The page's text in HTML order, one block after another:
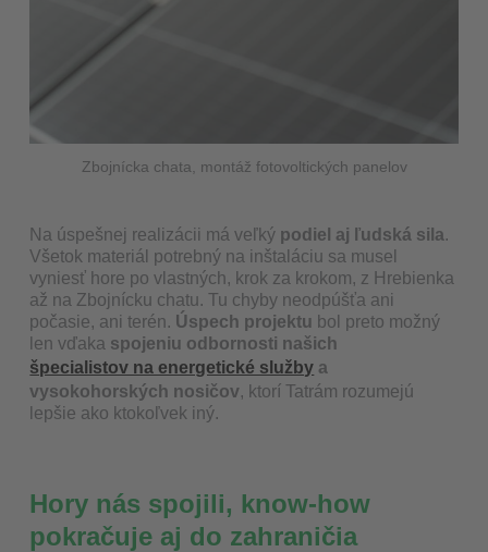
Zbojnícka chata, montáž fotovoltických panelov
Na úspešnej realizácii má veľký podiel aj ľudská sila.
Všetok materiál potrebný na inštaláciu sa musel
vyniesť hore po vlastných, krok za krokom, z Hrebienka
až na Zbojnícku chatu. Tu chyby neodpúšťa ani
počasie, ani terén. Úspech projektu bol preto možný
len vďaka spojeniu odbornosti našich
špecialistov na energetické služby a
vysokohorských nosičov, ktorí Tatrám rozumejú
lepšie ako ktokoľvek iný.
Hory nás spojili, know-how
pokračuje aj do zahraničia